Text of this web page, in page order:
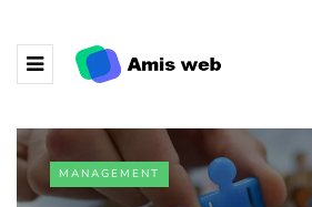
MANAGEMENT